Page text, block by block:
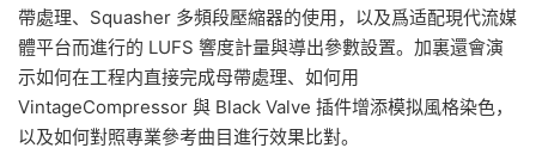
帶處理、Squasher 多頻段壓縮器的使用，以及爲适配現代流媒
體平台而進行的 LUFS 響度計量與導出參數設置。加裏還會演
示如何在工程内直接完成母帶處理、如何用
VintageCompressor 與 Black Valve 插件增添模拟風格染色，
以及如何對照專業參考曲目進行效果比對。